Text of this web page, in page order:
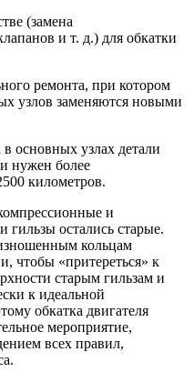
(замена
и т. д.) для обкатки
ремонта, при котором
узлов заменяются новыми
основных узлах детали
нужен более
километров.
и
остались старые.
кольцам
чтобы «притереться» к
старым гильзам и
к идеальной
обкатка двигателя
мероприятие,
всех правил,